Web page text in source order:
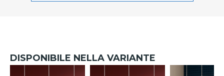
DISPONIBILE NELLA VARIANTE